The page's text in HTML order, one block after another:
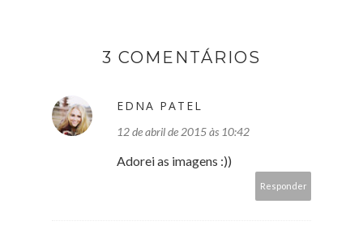
3 COMENTÁRIOS
EDNA PATEL
12 de abril de 2015 às 10:42
Adorei as imagens :))
Responder